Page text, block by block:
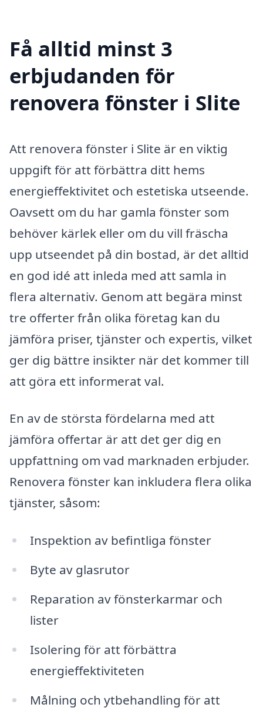
Få alltid minst 3
erbjudanden för
renovera fönster i Slite
Att renovera fönster i Slite är en viktig
uppgift för att förbättra ditt hems
energieffektivitet och estetiska utseende.
Oavsett om du har gamla fönster som
behöver kärlek eller om du vill fräscha
upp utseendet på din bostad, är det alltid
en god idé att inleda med att samla in
flera alternativ. Genom att begära minst
tre offerter från olika företag kan du
jämföra priser, tjänster och expertis, vilket
ger dig bättre insikter när det kommer till
att göra ett informerat val.
En av de största fördelarna med att
jämföra offertar är att det ger dig en
uppfattning om vad marknaden erbjuder.
Renovera fönster kan inkludera flera olika
tjänster, såsom:
Inspektion av befintliga fönster
Byte av glasrutor
Reparation av fönsterkarmar och
lister
Isolering för att förbättra
energieffektiviteten
Målning och ytbehandling för att